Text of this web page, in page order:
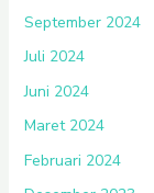
September 2024
Juli 2024
Juni 2024
Maret 2024
Februari 2024